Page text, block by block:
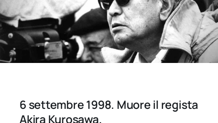
6 settembre 1998. Muore il regista
Akira Kurosawa.